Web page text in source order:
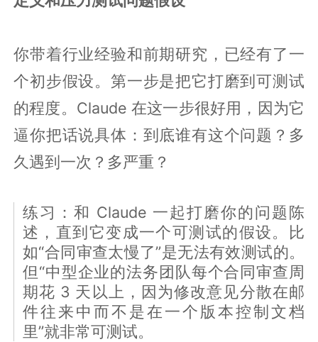
你带着行业经验和前期研究，已经有了一
个初步假设。第一步是把它打磨到可测试
的程度。Claude 在这一步很好用，因为它
逼你把话说具体：到底谁有这个问题？多
久遇到一次？多严重？
练习：和 Claude 一起打磨你的问题陈
述，直到它变成一个可测试的假设。比
如“合同审查太慢了”是无法有效测试的。
但“中型企业的法务团队每个合同审查周
期花 3 天以上，因为修改意见分散在邮
件往来中而不是在一个版本控制文档
里”就非常可测试。